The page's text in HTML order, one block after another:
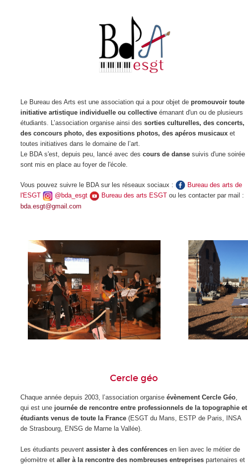
Le Bureau des Arts est une association qui a pour objet depromouvoir toute
initiative artistique individuelle ou collective émanant d'un ou de plusieurs
étudiants. L’association organise ainsi dessorties culturelles, des concerts,
des concours photo, des expositions photos, des apéros musicaux et
toutes initiatives dans le domaine de l’art.
Le BDA s'est, depuis peu, lancé avec descours de danse suivis d'une soirée
sont mis en place au foyer de l'école.
Vous pouvez suivre le BDA sur les réseaux sociaux :
Bureau des arts de
l'ESGT
@bda_esgt Bureau des arts ESGT ou les contacter par mail :
bda.esgt@gmail.com
Cercle géo
Chaque année depuis 2003, l’association organiseévènement Cercle Géo,
qui est une journée de rencontre entre professionnels de la topographie et
étudiants venus de toute la France (ESGT du Mans, ESTP de Paris, INSA
de Strasbourg, ENSG de Marne la Vallée).
Les étudiants peuvent assister à des conférencesen lien avec le métier de
géomètre etaller à la rencontre des nombreuses entreprisespartenaires et